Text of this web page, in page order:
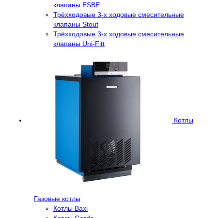
клапаны ESBE
Трёхходовые 3-х ходовые смесительные
клапаны Stout
Трёхходовые 3-х ходовые смесительные
клапаны Uni-Fitt
Котлы
Газовые котлы
Котлы Baxi